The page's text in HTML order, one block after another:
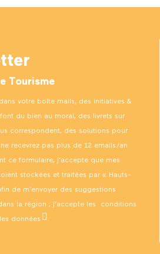
Tourisme
votre boîte mails, des initiatives &
du bien au moral, des livrets sur
correspondent, des solutions pour
recevrez pas plus de 12 emails/an
ce formulaire, j’accepte que mes
stockées et traitées par « Hauts-
de m’envoyer des suggestions
la région ; j’accepte les conditions
données .